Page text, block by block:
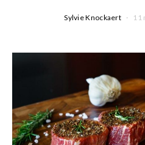
Sylvie Knockaert 11